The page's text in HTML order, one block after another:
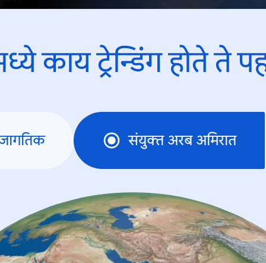
काय ट्रेन्डिंंग होते ते
संयुक्त अरब अमिरात